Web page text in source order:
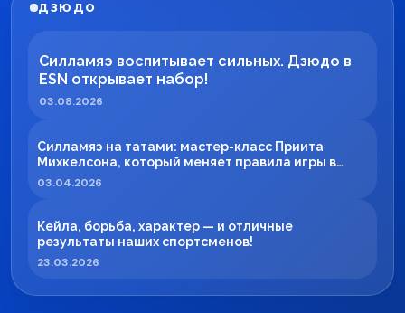
ДЗЮДО
Силламяэ воспитывает сильных. Дзюдо в
ESN открывает набор!
03.08.2026
Силламяэ на татами: мастер-класс Приита
Михкелсона, который меняет правила игры в
регионе
03.04.2026
Кейла, борьба, характер — и отличные
результаты наших спортсменов!
23.03.2026